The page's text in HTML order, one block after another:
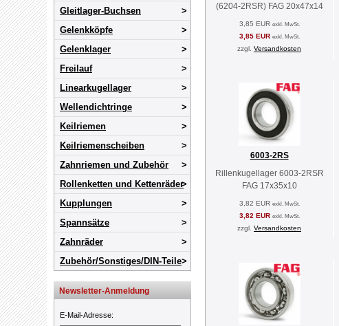
Gleitlager-Buchsen
Gelenkköpfe
Gelenklager
Freilauf
Linearkugellager
Wellendichtringe
Keilriemen
Keilriemenscheiben
Zahnriemen und Zubehör
Rollenketten und Kettenräder
Kupplungen
Spannsätze
Zahnräder
Zubehör/Sonstiges/DIN-Teile
Newsletter-Anmeldung
E-Mail-Adresse:
(6204-2RSR) FAG 20x47x14
3,85 EUR exkl. MwSt.
3,85 EUR exkl. MwSt.
zzgl. Versandkosten
6003-2RS
Rillenkugellager 6003-2RSR
FAG 17x35x10
3,82 EUR exkl. MwSt.
3,82 EUR exkl. MwSt.
zzgl. Versandkosten